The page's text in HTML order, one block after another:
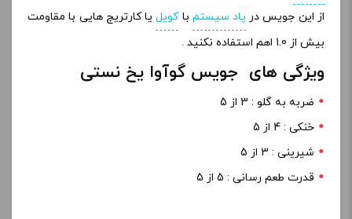
از این جویس در پاد سیستم باکویلیا کارتریج هایی با مقاومت
بیش از 1.0 اهم استفاده نکنید .
ویژگی های جویس گوآوا یخ نستی
ضربه به گلو : 3 از 5
خنکی : 4 از 5
شیرینی : 3 از 5
قدرت طعم رسانی : 5 از 5